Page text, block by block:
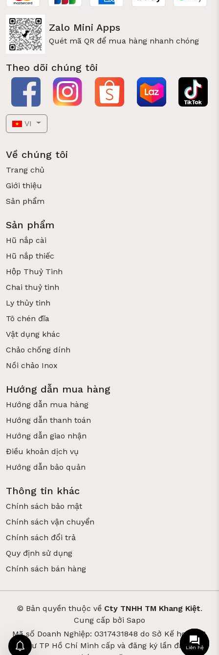
Zalo Mini Apps
Quét mã QR để mua hàng nhanh chóng
Theo dõi chúng tôi
VI
Về chúng tôi
Trang chủ
Giới thiệu
Sản phẩm
Sản phẩm
Hũ nắp cài
Hũ nắp thiếc
Hộp Thuỷ Tinh
Chai thuỷ tinh
Ly thủy tinh
Tô chén đĩa
Vật dụng khác
Chảo chống dính
Nồi chảo Inox
Hướng dẫn mua hàng
Hướng dẫn mua hàng
Hướng dẫn thanh toán
Hướng dẫn giao nhận
Điều khoản dịch vụ
Hướng dẫn bảo quản
Thông tin khác
Chính sách bảo mật
Chính sách vận chuyển
Chính sách đổi trả
Quy định sử dụng
Chính sách bán hàng
© Bản quyền thuộc về Cty TNHH TM Khang Kiệt.
Cung cấp bởi Sapo
Mã số Doanh Nghiệp: 0317431848 do Sở Kế hoạch &
Đầu tư TP Hồ Chí Minh cấp và đăng ký lần đầu ngày
Liên hệ